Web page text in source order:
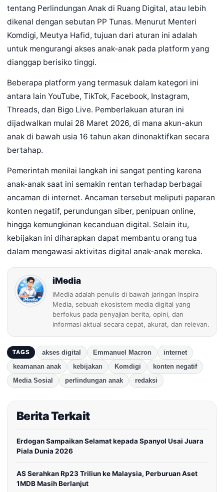
tentang Perlindungan Anak di Ruang Digital, atau lebih
dikenal dengan sebutan PP Tunas. Menurut Menteri
Komdigi, Meutya Hafid, tujuan dari aturan ini adalah
untuk mengurangi akses anak-anak pada platform yang
dianggap berisiko tinggi.
Beberapa platform yang termasuk dalam kategori ini
antara lain YouTube, TikTok, Facebook, Instagram,
Threads, dan Bigo Live. Pemberlakuan aturan ini
dijadwalkan mulai 28 Maret 2026, di mana akun-akun
anak di bawah usia 16 tahun akan dinonaktifkan secara
bertahap.
Pemerintah menilai langkah ini sangat penting karena
anak-anak saat ini semakin rentan terhadap berbagai
ancaman di internet. Ancaman tersebut meliputi paparan
konten negatif, perundungan siber, penipuan online,
hingga kemungkinan kecanduan digital. Selain itu,
kebijakan ini diharapkan dapat membantu orang tua
dalam mengawasi aktivitas digital anak-anak mereka.
iMedia
iMedia adalah penulis di bawah jaringan Inspira
Media, sebuah ekosistem media digital yang
berfokus pada penyajian berita, opini, dan
informasi aktual secara cepat, akurat, dan relevan.
TAGS akses digital Emmanuel Macron
internet
keamanan anak
kebijakan Komdigi
konten negatif
Media Sosial
perlindungan anak redaksi
Berita Terkait
Erdogan Sampaikan Selamat kepada Spanyol Usai Juara
Piala Dunia 2026
AS Serahkan Rp23 Triliun ke Malaysia, Perburuan Aset
1MDB Masih Berlanjut